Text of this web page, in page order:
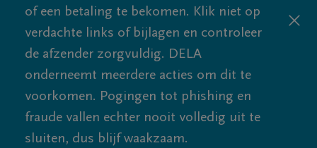
of een betaling te bekomen. Klik niet op
verdachte links of bijlagen en controleer
de afzender zorgvuldig. DELA
onderneemt meerdere acties om dit te
voorkomen. Pogingen tot phishing en
fraude vallen echter nooit volledig uit te
sluiten, dus blijf waakzaam.